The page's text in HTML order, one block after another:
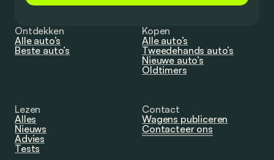
Ontdekken
Alle auto’s
Beste auto’s
Kopen
Alle auto’s
Tweedehands auto’s
Nieuwe auto’s
Oldtimers
Lezen
Alles
Nieuws
Advies
Tests
Contact
Wagens publiceren
Contacteer ons